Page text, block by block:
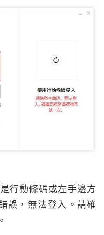
行動條碼或左手邊方
誤，無法登入。請確